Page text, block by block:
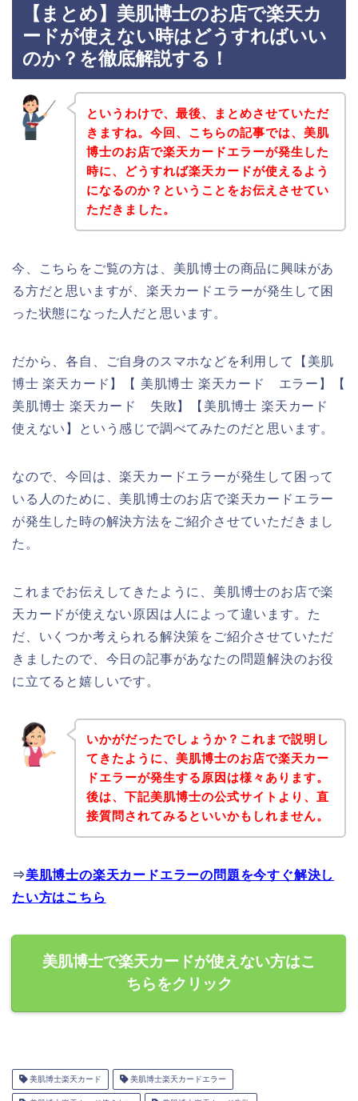
【まとめ】美肌博士のお店で楽天カ
ードが使えない時はどうすればいい
のか？を徹底解説する！
というわけで、最後、まとめさせていただ
きますね。今回、こちらの記事では、美肌
博士のお店で楽天カードエラーが発生した
時に、どうすれば楽天カードが使えるよう
になるのか？ということをお伝えさせてい
ただきました。
今、こちらをご覧の方は、美肌博士の商品に興味があ
る方だと思いますが、楽天カードエラーが発生して困
った状態になった人だと思います。
だから、各自、ご自身のスマホなどを利用して【美肌
博士 楽天カード】【 美肌博士 楽天カード エラー】【
美肌博士 楽天カード 失敗】【美肌博士 楽天カード
使えない】という感じで調べてみたのだと思います。
なので、今回は、楽天カードエラーが発生して困って
いる人のために、美肌博士のお店で楽天カードエラー
が発生した時の解決方法をご紹介させていただきまし
た。
これまでお伝えしてきたように、美肌博士のお店で楽
天カードが使えない原因は人によって違います。た
だ、いくつか考えられる解決策をご紹介させていただ
きましたので、今日の記事があなたの問題解決のお役
に立てると嬉しいです。
いかがだったでしょうか？これまで説明し
てきたように、美肌博士のお店で楽天カー
ドエラーが発生する原因は様々あります。
後は、下記美肌博士の公式サイトより、直
接質問されてみるといいかもしれません。
⇒美肌博士の楽天カードエラーの問題を今すぐ解決し
たい方はこちら
美肌博士で楽天カードが使えない方はこ
ちらをクリック
美肌博士楽天カード 美肌博士楽天カードエラー